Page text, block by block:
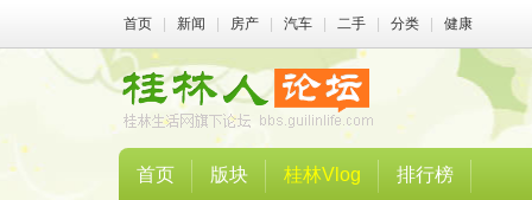
首页 新闻 房产 汽车 二手 分类 健康
首页 版块 桂林Vlog 排行榜